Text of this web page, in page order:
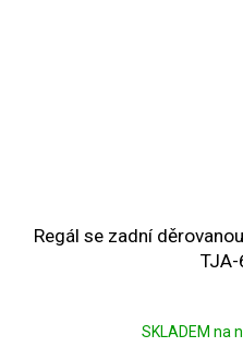
Regál se zadní
TJA-
SKLADEM na